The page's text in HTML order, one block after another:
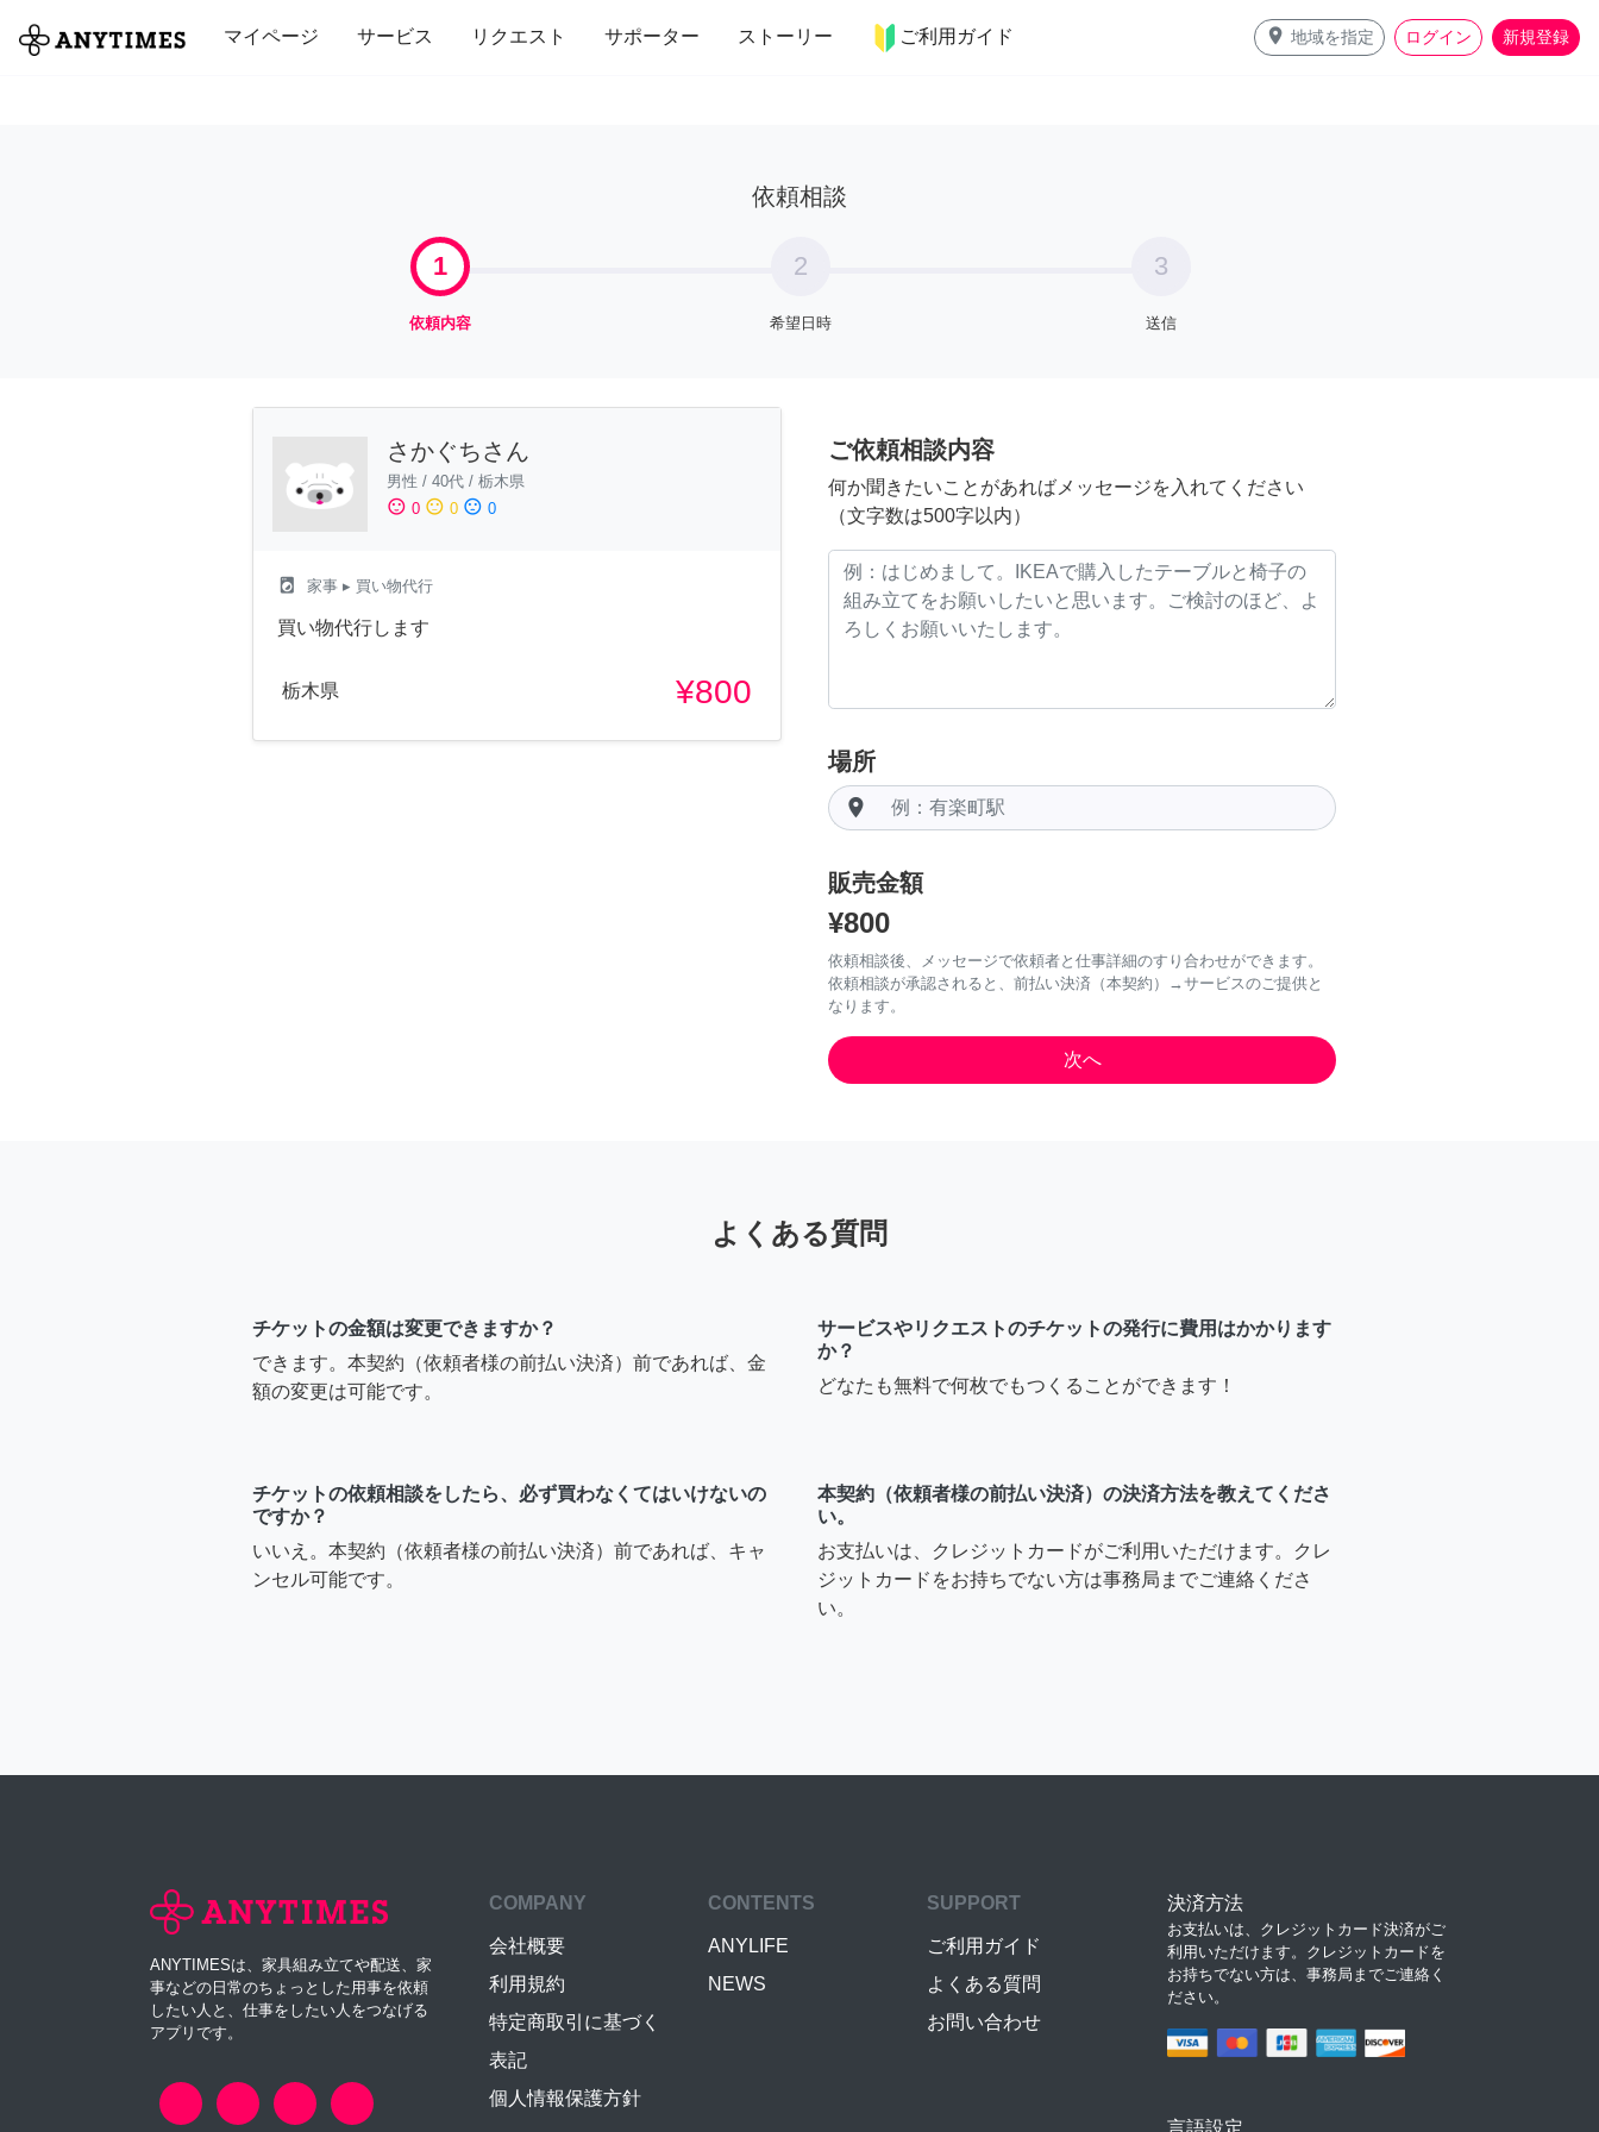
マイページ サービス リクエスト サポーター ストーリー ご利用ガイド place 地域を指定 ログイン 新規登録
全て 修理・組立 家事 引っ越し インテリア 趣味・習い事 ペット 料理
依頼相談
1
依頼内容
2
希望日時
3
送信
さかぐちさん
男性 / 40代 / 栃木県
sentiment_satisfied 0 sentiment_neutral 0 sentiment_dissatisfied 0
local_laundry_service 家事 ▸ 買い物代行
買い物代行します
栃木県 ¥800
ご依頼相談内容
何か聞きたいことがあればメッセージを入れてください
（文字数は500字以内）
場所
room
販売金額
¥800
依頼相談後、メッセージで依頼者と仕事詳細のすり合わせができます。
依頼相談が承認されると、前払い決済（本契約）→サービスのご提供と
なります。
よくある質問
チケットの金額は変更できますか？
できます。本契約（依頼者様の前払い決済）前であれば、金
額の変更は可能です。
サービスやリクエストのチケットの発行に費用はかかります
か？
どなたも無料で何枚でもつくることができます！
チケットの依頼相談をしたら、必ず買わなくてはいけないの
ですか？
いいえ。本契約（依頼者様の前払い決済）前であれば、キャ
ンセル可能です。
本契約（依頼者様の前払い決済）の決済方法を教えてくださ
い。
お支払いは、クレジットカードがご利用いただけます。クレ
ジットカードをお持ちでない方は事務局までご連絡くださ
い。
ANYTIMESは、家具組み立てや配送、家
事などの日常のちょっとした用事を依頼
したい人と、仕事をしたい人をつなげる
アプリです。
COMPANY
会社概要
利用規約
特定商取引に基づく
表記
個人情報保護方針
CONTENTS
ANYLIFE
NEWS
SUPPORT
ご利用ガイド
よくある質問
お問い合わせ
決済方法
お支払いは、クレジットカード決済がご
利用いただけます。クレジットカードを
お持ちでない方は、事務局までご連絡く
ださい。
言語設定